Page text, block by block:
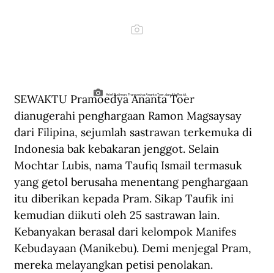
Arief Budiman, Pramoedya Ananta Toer, dan Ajip Rosidi.
SEWAKTU Pramoedya Ananta Toer
dianugerahi penghargaan Ramon Magsaysay
dari Filipina, sejumlah sastrawan terkemuka di
Indonesia bak kebakaran jenggot. Selain
Mochtar Lubis, nama Taufiq Ismail termasuk
yang getol berusaha menentang penghargaan
itu diberikan kepada Pram. Sikap Taufik ini
kemudian diikuti oleh 25 sastrawan lain.
Kebanyakan berasal dari kelompok Manifes
Kebudayaan (Manikebu). Demi menjegal Pram,
mereka melayangkan petisi penolakan.